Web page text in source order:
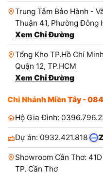
Trung Tâm Bảo Hành -
Thuận 41, Phường Đông
Xem Chỉ Đường
Tổng Kho TP.Hồ Chí
Quận 12, TP.HCM
Xem Chỉ Đường
Chi Nhánh Miền Tây -
Hộ Gia Đình:
Dự án: 0932.421.818
Showroom Cần Thơ:
TP. Cần Thơ